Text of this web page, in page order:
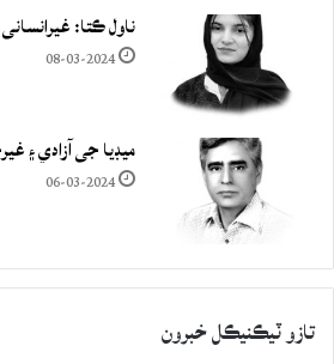
ناول ڪتا:
08-03-2024
ميڊيا جي آزادي ۽
06-03-2024
تازو ٽيڪنيڪل خبرون